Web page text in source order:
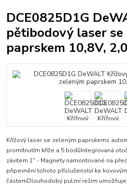
DCE0825D1G
pětibodový laser se
paprskem 10,8V,
Křížový laser se zeleným paprskems
promítnutím kříže a 5 bodůIntegrovaná
závitem 1" - Magnety namontované na
připevnění tohoto příslušenství ke
částemDlouhodobý pulzní režim